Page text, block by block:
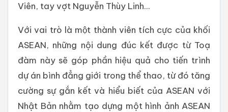
Viên, tay vợt Nguyễn Thùy Linh...
Với vai trò là một thành viên tích cực của khối
ASEAN, những nội dung đúc kết được từ Toạ
đàm này sẽ góp phần hiệu quả cho tiến trình
dự án bình đẳng giới trong thể thao, từ đó tăng
cường sự gắn kết và hiểu biết của ASEAN với
Nhật Bản nhằm tạo dựng một hình ảnh ASEAN